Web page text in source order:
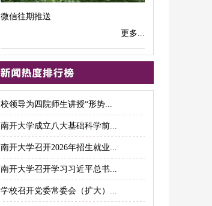
微信往期推送
更多...
校领导为四院师生讲授“形势...
南开大学成立八大基础科学前...
南开大学召开2026年招生就业...
南开大学召开学习习近平总书...
学校召开党委常委会（扩大）...